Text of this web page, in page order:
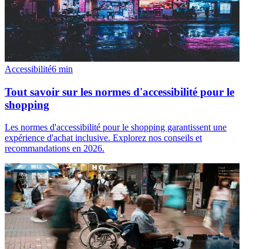
Accessibilité6 min
Tout savoir sur les normes d'accessibilité pour le
shopping
Les normes d'accessibilité pour le shopping garantissent une
expérience d'achat inclusive. Explorez nos conseils et
recommandations en 2026.